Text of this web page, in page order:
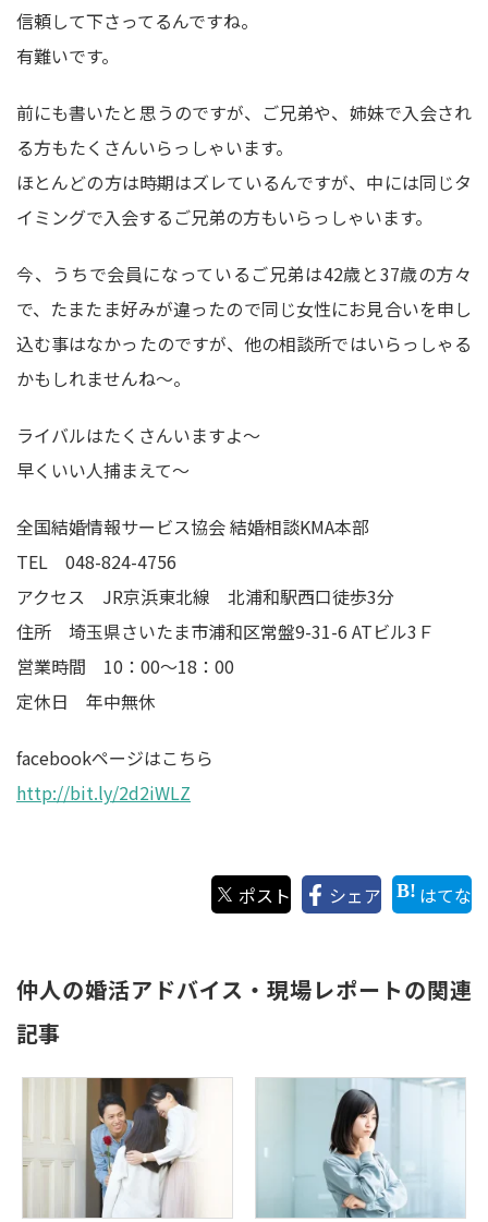
信頼して下さってるんですね。
有難いです。
前にも書いたと思うのですが、ご兄弟や、姉妹で入会され
る方もたくさんいらっしゃいます。
ほとんどの方は時期はズレているんですが、中には同じタ
イミングで入会するご兄弟の方もいらっしゃいます。
今、うちで会員になっているご兄弟は42歳と37歳の方々
で、たまたま好みが違ったので同じ女性にお見合いを申し
込む事はなかったのですが、他の相談所ではいらっしゃる
かもしれませんね～。
ライバルはたくさんいますよ～
早くいい人捕まえて～
全国結婚情報サービス協会 結婚相談KMA本部
TEL 048-824-4756
アクセス JR京浜東北線 北浦和駅西口徒歩3分
住所 埼玉県さいたま市浦和区常盤9-31-6 ATビル3Ｆ
営業時間 10：00～18：00
定休日 年中無休
facebookページはこちら
http://bit.ly/2d2iWLZ
ポスト シェア はてな
仲人の婚活アドバイス・現場レポートの関連
記事